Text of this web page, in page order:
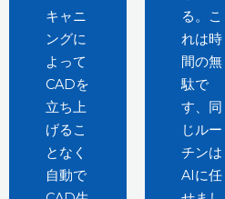
キャニ
ングに
よって
CADを
立ち上
げるこ
となく
自動で
る。こ
れは時
間の無
駄で
す、同
じルー
チンは
AIに任